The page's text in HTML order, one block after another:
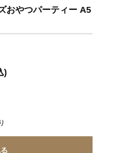
おやつパーティー A5
)